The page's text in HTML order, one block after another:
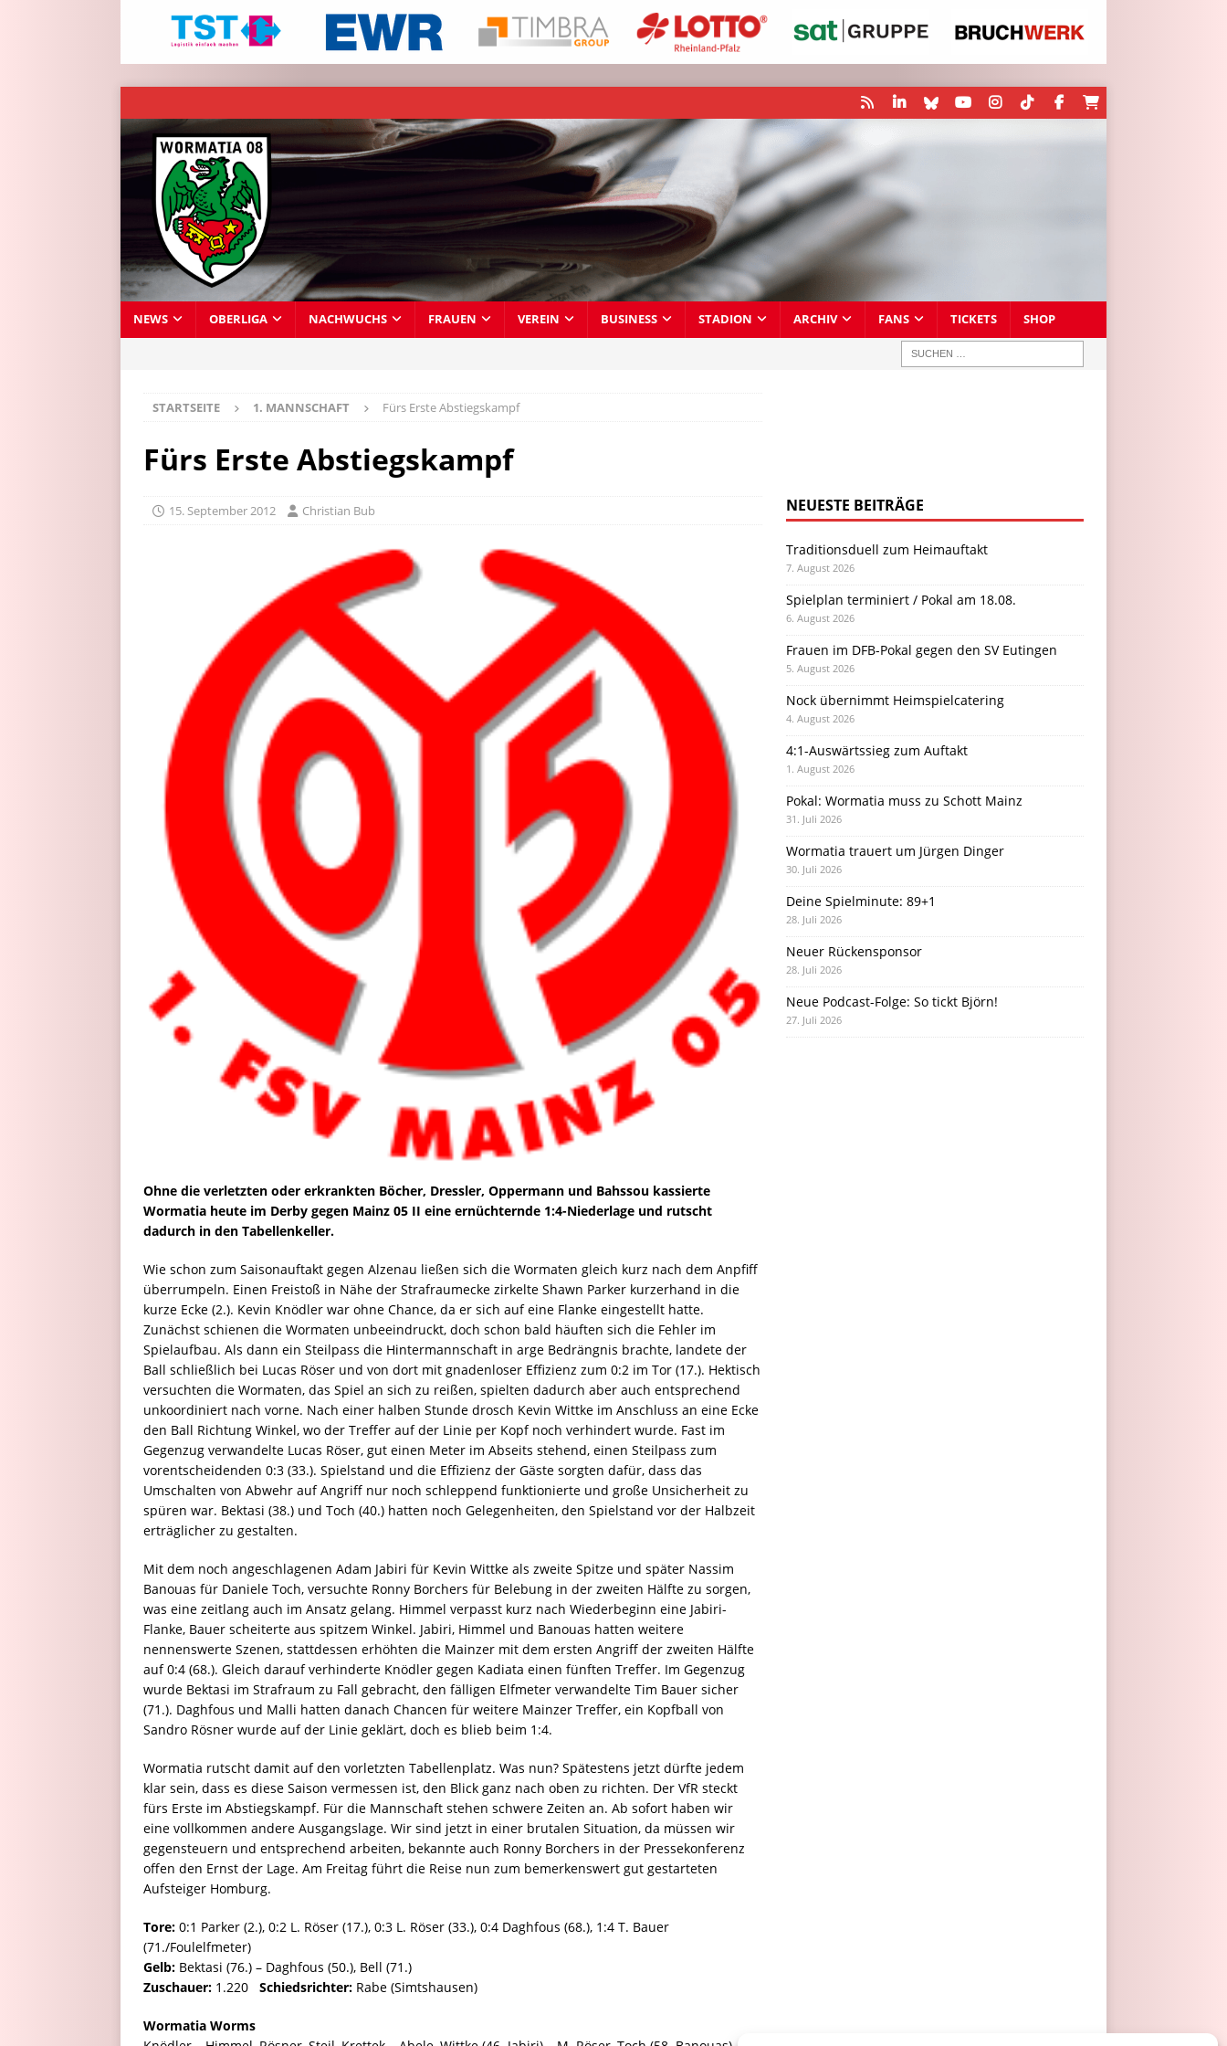
NEWS OBERLIGA NACHWUCHS FRAUEN VEREIN BUSINESS STADION ARCHIV FANS TICKETS SHOP
STARTSEITE 1. MANNSCHAFT Fürs Erste Abstiegskampf
Fürs Erste Abstiegskampf
15. September 2012 Christian Bub
Ohne die verletzten oder erkrankten Böcher, Dressler, Oppermann und Bahssou kassierte
Wormatia heute im Derby gegen Mainz 05 II eine ernüchternde 1:4-Niederlage und rutscht
dadurch in den Tabellenkeller.
Wie schon zum Saisonauftakt gegen Alzenau ließen sich die Wormaten gleich kurz nach dem Anpfiff
überrumpeln. Einen Freistoß in Nähe der Strafraumecke zirkelte Shawn Parker kurzerhand in die
kurze Ecke (2.). Kevin Knödler war ohne Chance, da er sich auf eine Flanke eingestellt hatte.
Zunächst schienen die Wormaten unbeeindruckt, doch schon bald häuften sich die Fehler im
Spielaufbau. Als dann ein Steilpass die Hintermannschaft in arge Bedrängnis brachte, landete der
Ball schließlich bei Lucas Röser und von dort mit gnadenloser Effizienz zum 0:2 im Tor (17.). Hektisch
versuchten die Wormaten, das Spiel an sich zu reißen, spielten dadurch aber auch entsprechend
unkoordiniert nach vorne. Nach einer halben Stunde drosch Kevin Wittke im Anschluss an eine Ecke
den Ball Richtung Winkel, wo der Treffer auf der Linie per Kopf noch verhindert wurde. Fast im
Gegenzug verwandelte Lucas Röser, gut einen Meter im Abseits stehend, einen Steilpass zum
vorentscheidenden 0:3 (33.). Spielstand und die Effizienz der Gäste sorgten dafür, dass das
Umschalten von Abwehr auf Angriff nur noch schleppend funktionierte und große Unsicherheit zu
spüren war. Bektasi (38.) und Toch (40.) hatten noch Gelegenheiten, den Spielstand vor der Halbzeit
erträglicher zu gestalten.
Mit dem noch angeschlagenen Adam Jabiri für Kevin Wittke als zweite Spitze und später Nassim
Banouas für Daniele Toch, versuchte Ronny Borchers für Belebung in der zweiten Hälfte zu sorgen,
was eine zeitlang auch im Ansatz gelang. Himmel verpasst kurz nach Wiederbeginn eine Jabiri-
Flanke, Bauer scheiterte aus spitzem Winkel. Jabiri, Himmel und Banouas hatten weitere
nennenswerte Szenen, stattdessen erhöhten die Mainzer mit dem ersten Angriff der zweiten Hälfte
auf 0:4 (68.). Gleich darauf verhinderte Knödler gegen Kadiata einen fünften Treffer. Im Gegenzug
wurde Bektasi im Strafraum zu Fall gebracht, den fälligen Elfmeter verwandelte Tim Bauer sicher
(71.). Daghfous und Malli hatten danach Chancen für weitere Mainzer Treffer, ein Kopfball von
Sandro Rösner wurde auf der Linie geklärt, doch es blieb beim 1:4.
Wormatia rutscht damit auf den vorletzten Tabellenplatz. Was nun? Spätestens jetzt dürfte jedem
klar sein, dass es diese Saison vermessen ist, den Blick ganz nach oben zu richten. Der VfR steckt
fürs Erste im Abstiegskampf. Für die Mannschaft stehen schwere Zeiten an. Ab sofort haben wir
eine vollkommen andere Ausgangslage. Wir sind jetzt in einer brutalen Situation, da müssen wir
gegensteuern und entsprechend arbeiten, bekannte auch Ronny Borchers in der Pressekonferenz
offen den Ernst der Lage. Am Freitag führt die Reise nun zum bemerkenswert gut gestarteten
Aufsteiger Homburg.
Tore: 0:1 Parker (2.), 0:2 L. Röser (17.), 0:3 L. Röser (33.), 0:4 Daghfous (68.), 1:4 T. Bauer
(71./Foulelfmeter)
Gelb: Bektasi (76.) – Daghfous (50.), Bell (71.)
Zuschauer: 1.220 Schiedsrichter: Rabe (Simtshausen)
Wormatia Worms
NEUESTE BEITRÄGE
Traditionsduell zum Heimauftakt
7. August 2026
Spielplan terminiert / Pokal am 18.08.
6. August 2026
Frauen im DFB-Pokal gegen den SV Eutingen
5. August 2026
Nock übernimmt Heimspielcatering
4. August 2026
4:1-Auswärtssieg zum Auftakt
1. August 2026
Pokal: Wormatia muss zu Schott Mainz
31. Juli 2026
Wormatia trauert um Jürgen Dinger
30. Juli 2026
Deine Spielminute: 89+1
28. Juli 2026
Neuer Rückensponsor
28. Juli 2026
Neue Podcast-Folge: So tickt Björn!
27. Juli 2026